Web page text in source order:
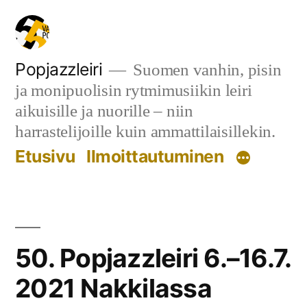
Siirry
sisältöön
Popjazzleiri
Suomen vanhin, pisin
ja monipuolisin rytmimusiikin leiri
aikuisille ja nuorille – niin
harrastelijoille kuin ammattilaisillekin.
Etusivu Ilmoittautuminen
50. Popjazzleiri 6.–16.7.
2021 Nakkilassa